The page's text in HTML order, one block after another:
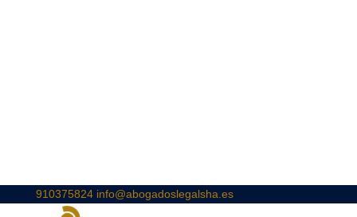
910375824 info@abogadoslegalsha.es